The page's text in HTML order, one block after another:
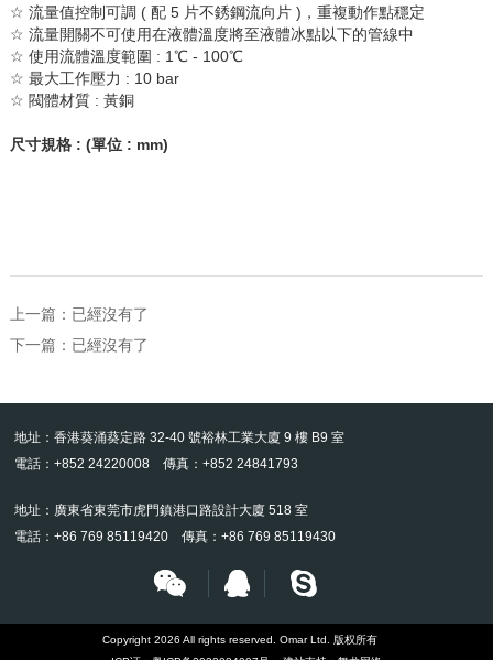
☆ 流量值控制可調 ( 配5 片不銹鋼流向片) ，重複動作點穩定
☆ 流量開關不可使用在液體溫度將至液體冰點以下的管線中
☆ 使用流體溫度範圍 : 1℃- 100℃
☆ 最大工作壓力 : 10 bar
☆ 閥體材質: 黃銅
尺寸規格: (單位: mm)
上一篇：已經沒有了
下一篇：已經沒有了
地址：香港葵涌葵定路 32-40 號裕林工業大廈 9 樓 B9 室
電話：+852 24220008 傳真：+852 24841793
地址：廣東省東莞市虎門鎮港口路設計大廈 518 室
電話：+86 769 85119420 傳真：+86 769 85119430
Copyright 2026 All rights reserved. Omar Ltd. 版权所有